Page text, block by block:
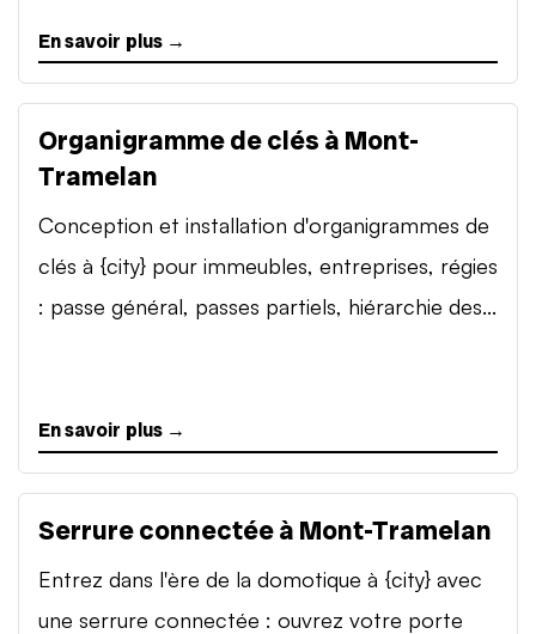
En savoir plus →
Organigramme de clés à Mont-
Tramelan
Conception et installation d'organigrammes de
clés à {city} pour immeubles, entreprises, régies
: passe général, passes partiels, hiérarchie des...
En savoir plus →
Serrure connectée à Mont-Tramelan
Entrez dans l'ère de la domotique à {city} avec
une serrure connectée : ouvrez votre porte